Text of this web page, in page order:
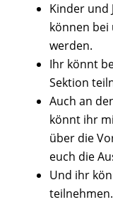
Kinder und
können bei
werden.
Ihr könnt
Sektion
Auch an
könnt ihr
über die
euch die
Und ihr